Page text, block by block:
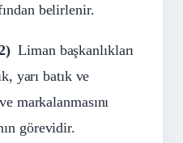
belirlenir.
Liman başkanlıkları
yarı batık ve
markalanmasını
görevidir.